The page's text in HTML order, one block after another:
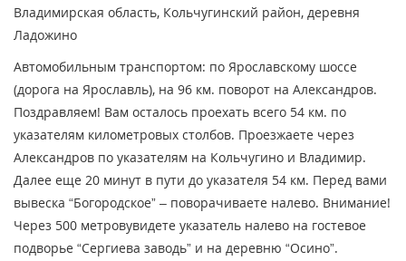
Владимирская область, Кольчугинский район, деревня
Ладожино
Автомобильным транспортом: по Ярославскому шоссе
(дорога на Ярославль), на 96 км. поворот на Александров.
Поздравляем! Вам осталось проехать всего 54 км. по
указателям километровых столбов. Проезжаете через
Александров по указателям на Кольчугино и Владимир.
Далее еще 20 минут в пути до указателя 54 км. Перед вами
вывеска “Богородское” – поворачиваете налево. Внимание!
Через 500 метровувидете указатель налево на гостевое
подворье “Сергиева заводь” и на деревню “Осино”.